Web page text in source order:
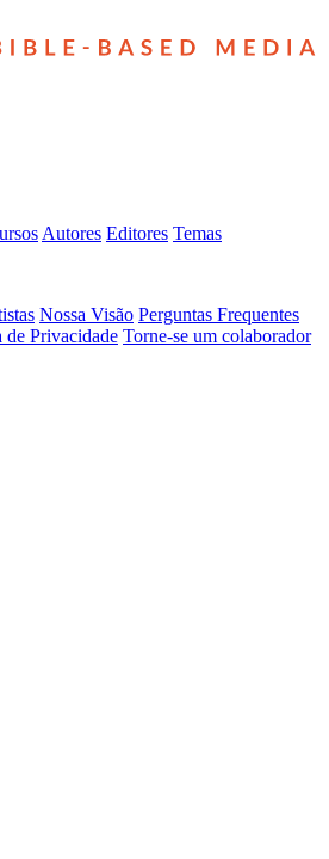
Autores Editores Temas
Nossa Visão Perguntas Frequentes
de Privacidade Torne-se um colaborador